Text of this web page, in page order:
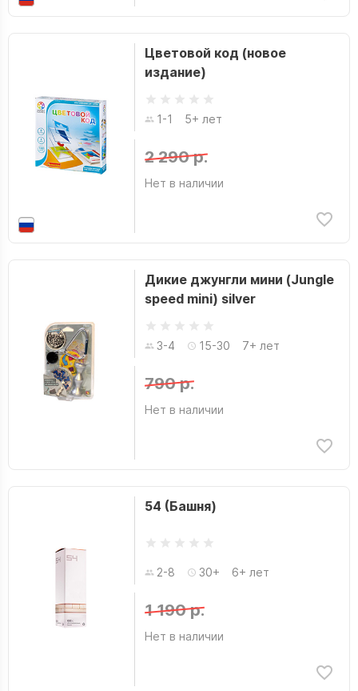
Цветовой код (новое
издание)
1-1 5+ лет
2 290 р.
Нет в наличии
Дикие джунгли мини (Jungle
speed mini) silver
3-4 15-30 7+ лет
790 р.
Нет в наличии
54 (Башня)
2-8 30+ 6+ лет
1 190 р.
Нет в наличии